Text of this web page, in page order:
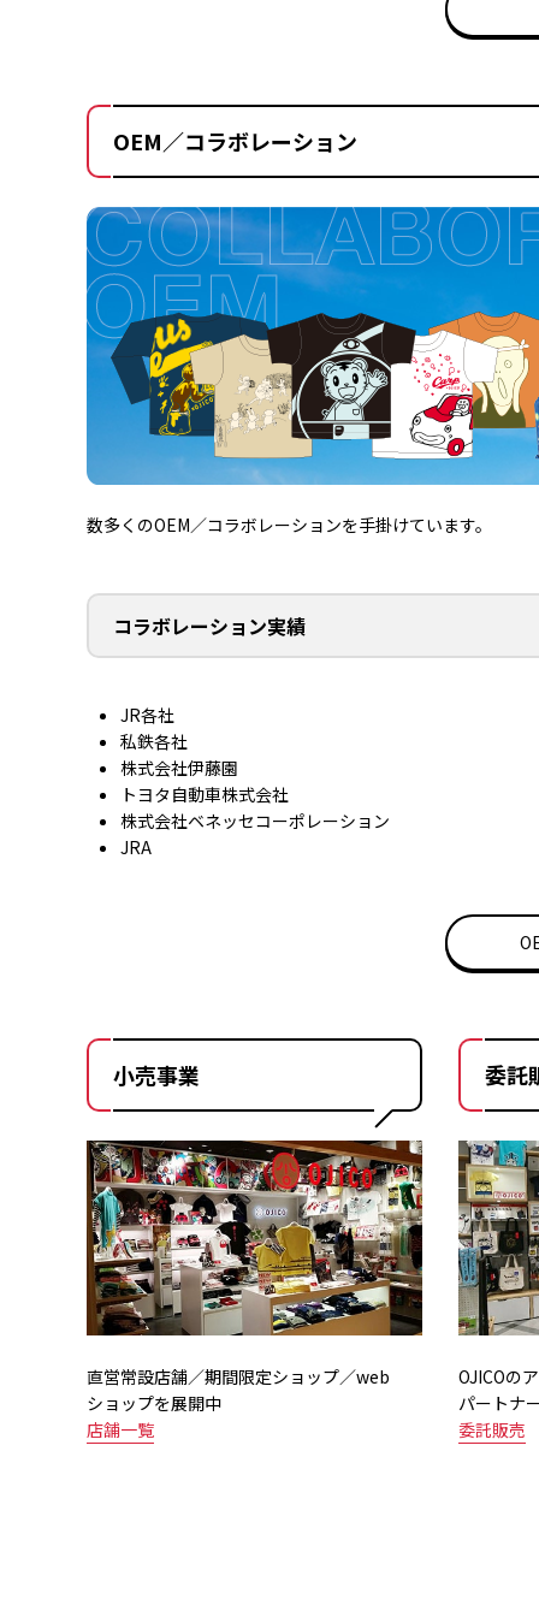
OEM／コラボレーション
数多くのOEM／コラボレーションを手掛けています。
コラボレーション実績
JR各社
私鉄各社
株式会社伊藤園
トヨタ自動車株式会社
株式会社ベネッセコーポレーション
JRA
小売事業
直営常設店舗／期間限定ショップ／web
ショップを展開中
店舗一覧
委託
OJICOの
パートナ
委託販売